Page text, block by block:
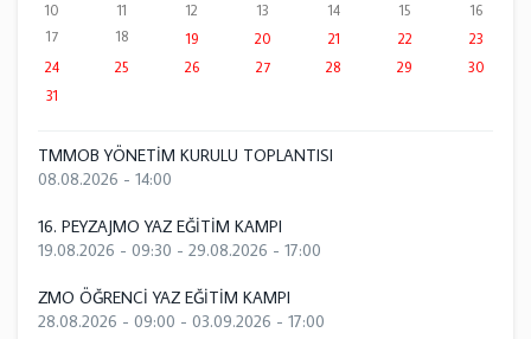
10
11 12 13 14 15
16
17
18 19 20 21 22
23
24
25 26 27 28 29
30
31
TMMOB YÖNETİM KURULU TOPLANTISI
08.08.2026 - 14:00
16. PEYZAJMO YAZ EĞİTİM KAMPI
19.08.2026 - 09:30 - 29.08.2026 - 17:00
ZMO ÖĞRENCİ YAZ EĞİTİM KAMPI
28.08.2026 - 09:00 - 03.09.2026 - 17:00